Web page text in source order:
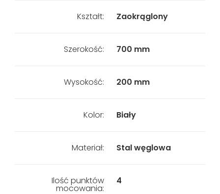
Kształt: Zaokrąglony
Szerokość: 700 mm
Wysokość: 200 mm
Kolor: Biały
Materiał: Stal węglowa
Ilość punktów
mocowania:
4